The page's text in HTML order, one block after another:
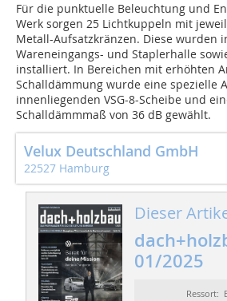
Für die punktuelle Beleuchtung und
Werk sorgen 25 Lichtkuppeln mit
Metall-Aufsatzkränzen. Diese wurden
Wareneingangs- und Staplerhalle
installiert. In Bereichen mit erhöhten
Schalldämmung wurde eine spezielle
innenliegenden VSG-8-Scheibe und
Schalldämmmaß von 36 dB gewählt.
Velux Deutschland GmbH
22527 Hamburg
Dieser
01/2025
Ressort: